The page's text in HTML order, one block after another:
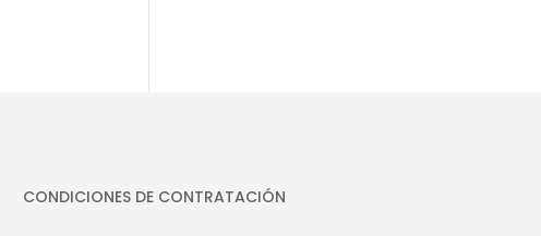
CONDICIONES DE CONTRATACIÓN